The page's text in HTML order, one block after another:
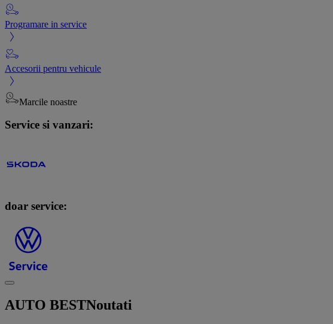
Programare in service
Accesorii pentru vehicule
Marcile noastre
Service si vanzari:
doar service:
AUTO BESTNoutati